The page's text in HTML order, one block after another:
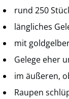
rund 250
längliches
mit
Gelege eher
im äußeren,
Raupen